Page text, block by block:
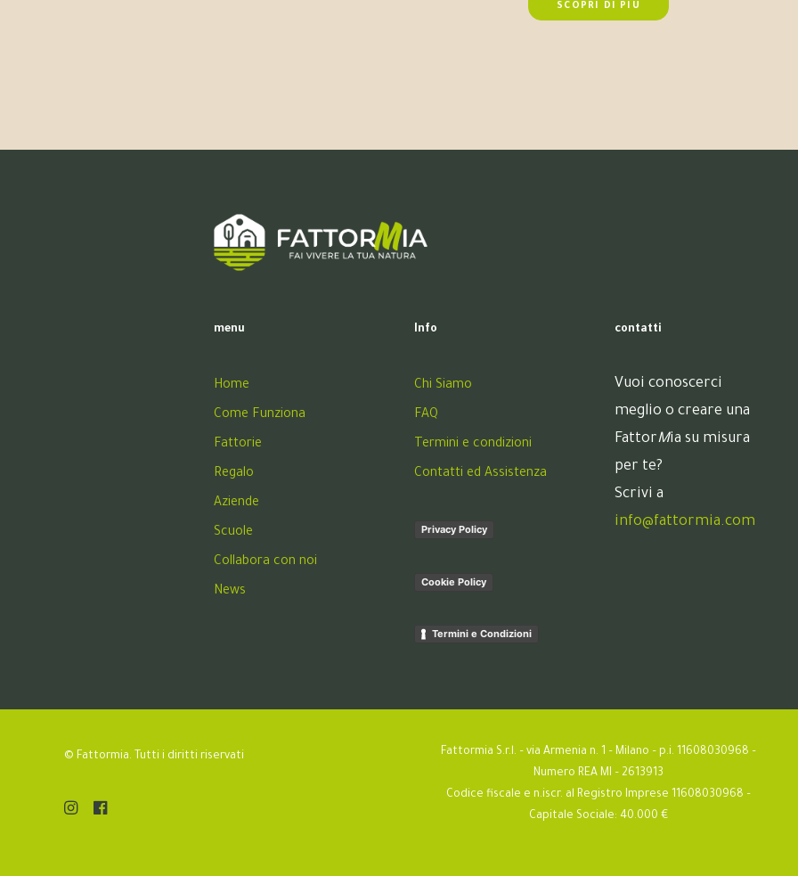
SCOPRI DI PIÙ
menu
Home
Come Funziona
Fattorie
Regalo
Aziende
Scuole
Collabora con noi
News
Info
Chi Siamo
FAQ
Termini e condizioni
Contatti ed Assistenza
Privacy Policy
Cookie Policy
Termini e Condizioni
contatti
Vuoi conoscerci
meglio o creare una
FattorMia su misura
per te?
Scrivi a
info@fattormia.com
© Fattormia. Tutti i diritti riservati
Fattormia S.r.l. – via Armenia n. 1 – Milano – p.i. 11608030968 –
Numero REA MI – 2613913
Codice fiscale e n.iscr. al Registro Imprese 11608030968 –
Capitale Sociale: 40.000 €